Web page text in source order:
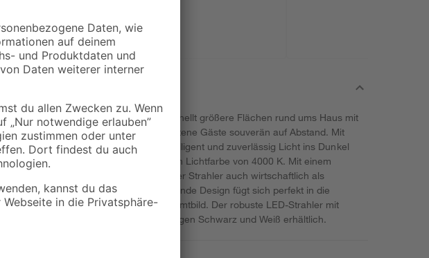
IP 44 Ø 7,5 x 37 cm
Sensor-LED-Strahler 'LS 150 S' erhellt größere Flächen rund ums Haus mit
von 1486 lm und hält ungebetene Gäste souverän auf Abstand. Mit
Infrarot-Sensor bringt er intelligent und zuverlässig Licht ins Dunkel
sich dabei mit einer angenehmen Lichtfarbe von 4000 K. Mit einem
von nur 14,7 W zeigt sich der Strahler auch wirtschaftlich als
Vorbild. Das angenehm zurückhaltende Design fügt sich perfekt in die
ein und sorgt für ein stimmiges Gesamtbild. Der robuste LED-Strahler mit
Strahlerkopf ist in den Farbausführungen Schwarz und Weiß erhältlich.